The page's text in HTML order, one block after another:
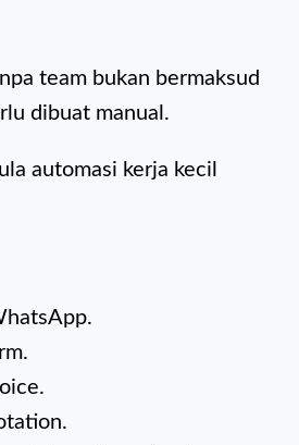
team bukan bermaksud
dibuat manual.
automasi kerja kecil